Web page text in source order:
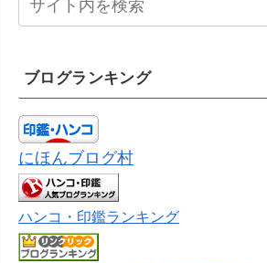
ブログランキング
にほんブログ村
ハンコ・印鑑ランキング